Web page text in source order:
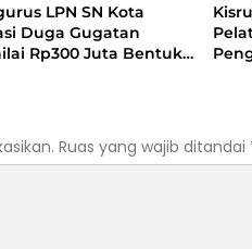
LPN SN Kota
Duga Gugatan
Rp300 Juta Bentuk
Ruas yang wajib ditandai